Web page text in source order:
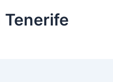
Tenerife